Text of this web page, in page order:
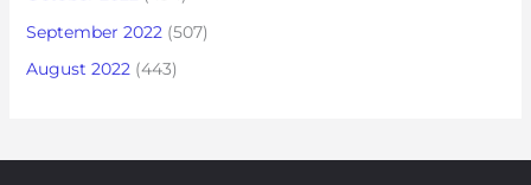
September 2022(507)
August 2022(443)